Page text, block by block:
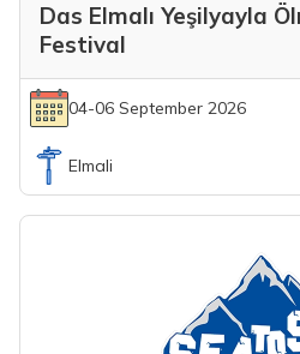
Das Elmalı Yeşilyayla
Festival
04-06 September 2026
Elmali